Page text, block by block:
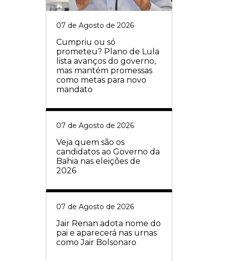
07 de Agosto de 2026
Cumpriu ou só
prometeu? Plano de Lula
lista avanços do governo,
mas mantém promessas
como metas para novo
mandato
07 de Agosto de 2026
Veja quem são os
candidatos ao Governo da
Bahia nas eleições de
2026
07 de Agosto de 2026
Jair Renan adota nome do
pai e aparecerá nas urnas
como Jair Bolsonaro